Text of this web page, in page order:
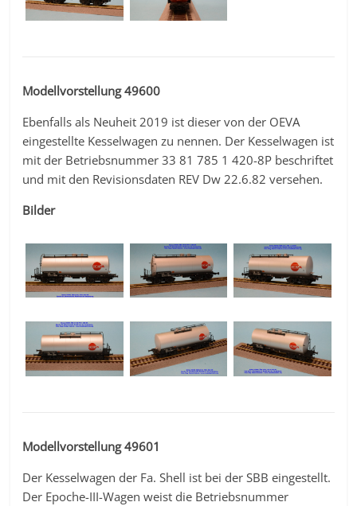
Modellvorstellung 49600
Ebenfalls als Neuheit 2019 ist dieser von der OEVA
eingestellte Kesselwagen zu nennen. Der Kesselwagen ist
mit der Betriebsnummer 33 81 785 1 420-8P beschriftet
und mit den Revisionsdaten REV Dw 22.6.82 versehen.
Bilder
Modellvorstellung 49601
Der Kesselwagen der Fa. Shell ist bei der SBB eingestellt.
Der Epoche-III-Wagen weist die Betriebsnummer